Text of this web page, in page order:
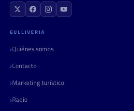
GULLIVERIA
Quiénes somos
Contacto
Marketing turístico
Radio